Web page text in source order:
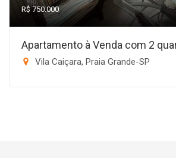
R$ 750.000
Apartamento à Venda com 2
Vila Caiçara, Praia Grande-SP